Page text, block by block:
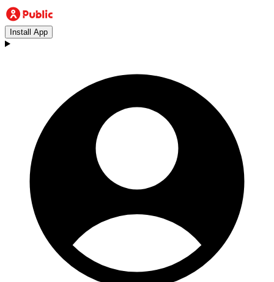
Install App